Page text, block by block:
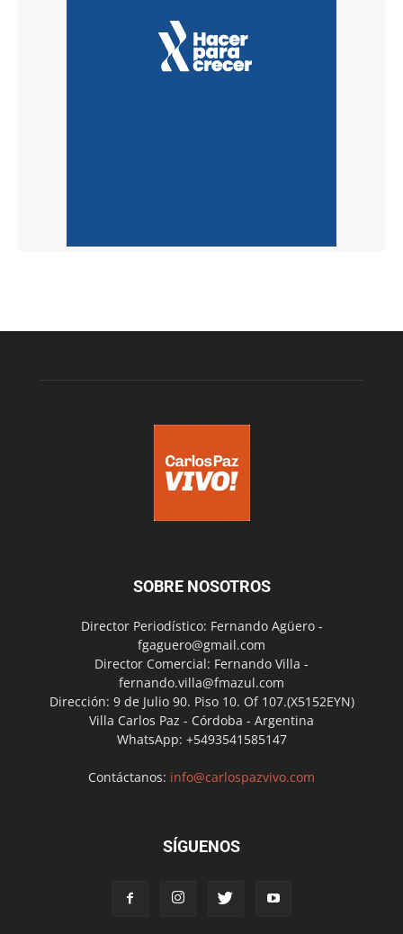
SOBRE NOSOTROS
Director Periodístico: Fernando Agüero -
fgaguero@gmail.com
Director Comercial: Fernando Villa -
fernando.villa@fmazul.com
Dirección: 9 de Julio 90. Piso 10. Of 107.(X5152EYN)
Villa Carlos Paz - Córdoba - Argentina
WhatsApp: +5493541585147
Contáctanos: info@carlospazvivo.com
SÍGUENOS